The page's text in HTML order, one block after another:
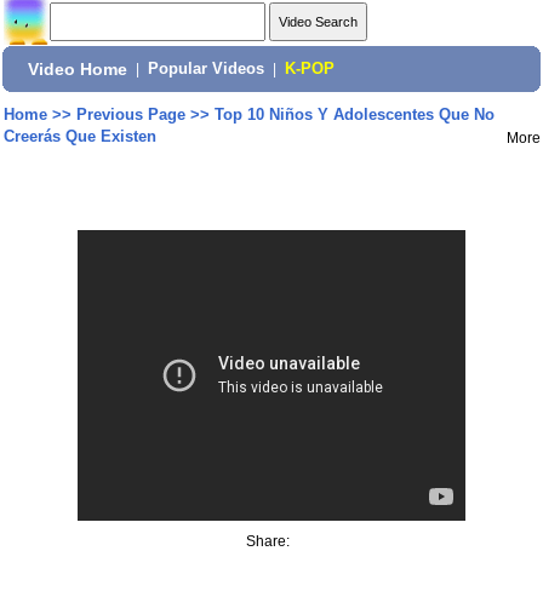
Video Home Popular Videos K-POP
Home>> Previous Page>> Top 10 Niños Y Adolescentes Que No
Creerás Que Existen
More
Share: